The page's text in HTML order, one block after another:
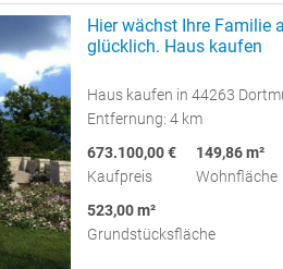
Hier wächst Ihre Familie
glücklich. Haus kaufen
Haus kaufen in 44263
Entfernung: 4 km
673.100,00 €
Kaufpreis
149,86 m²
Wohnfläche
523,00 m²
Grundstücksfläche